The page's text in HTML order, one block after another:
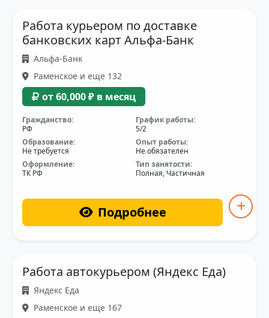
Работа курьером по доставке
банковских карт Альфа-Банк
Альфа-Банк
Раменское и еще 132
от 60,000 ₽ в месяц
Гражданство:
РФ
График работы:
5/2
Образование:
Не требуется
Опыт работы:
Не обязателен
Оформление:
ТК РФ
Тип занятости:
Полная, Частичная
Подробнее
Работа автокурьером (Яндекс Еда)
Яндекс Еда
Раменское и еще 167